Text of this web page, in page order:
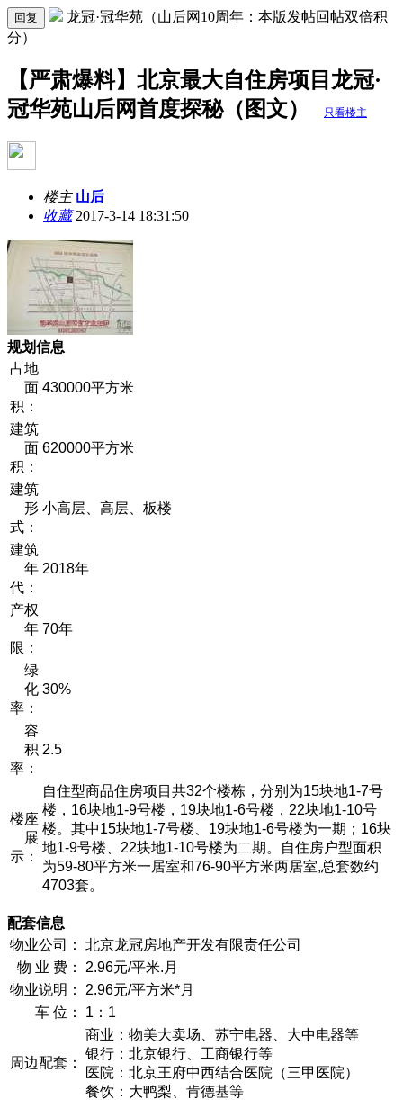
回复
龙冠·冠华苑（山后网10周年：本版发帖回帖双倍积
分）
【严肃爆料】北京最大自住房项目龙冠·
冠华苑山后网首度探秘（图文）
只看楼主
楼主 山后
收藏2017-3-14 18:31:50
规划信息
占地
面
积：
430000平方米
建筑
面
积：
620000平方米
建筑
形
式：
小高层、高层、板楼
建筑
年
代：
2018年
产权
年
限：
70年
绿
化
率：
30%
容
积
率：
2.5
楼座
展
示：
自住型商品住房项目共32个楼栋，分别为15块地1-7号
楼，16块地1-9号楼，19块地1-6号楼，22块地1-10号
楼。其中15块地1-7号楼、19块地1-6号楼为一期；16块
地1-9号楼、22块地1-10号楼为二期。自住房户型面积
为59-80平方米一居室和76-90平方米两居室,总套数约
4703套。
配套信息
物业公司：
北京龙冠房地产开发有限责任公司
物 业 费：
2.96元/平米.月
物业说明：
2.96元/平方米*月
车 位：
1：1
周边配套：
商业：物美大卖场、苏宁电器、大中电器等
银行：北京银行、工商银行等
医院：北京王府中西结合医院（三甲医院）
餐饮：大鸭梨、肯德基等